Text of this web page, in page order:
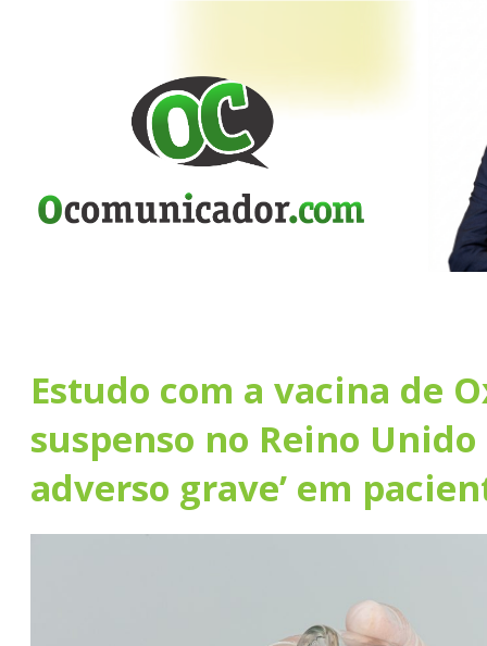
Estudo com a vacina de
suspenso no Reino Unido
adverso grave’ em